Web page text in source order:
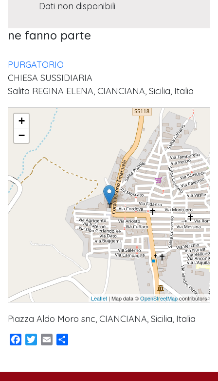
Dati non disponibili
ne fanno parte
PURGATORIO
CHIESA SUSSIDIARIA
Salita REGINA ELENA, CIANCIANA, Sicilia, Italia
SS. TRINITA'
+
−
Leaflet | Map data ©OpenStreetMapcontributors
Piazza Aldo Moro snc, CIANCIANA, Sicilia, Italia
Facebook
TwitterEmail